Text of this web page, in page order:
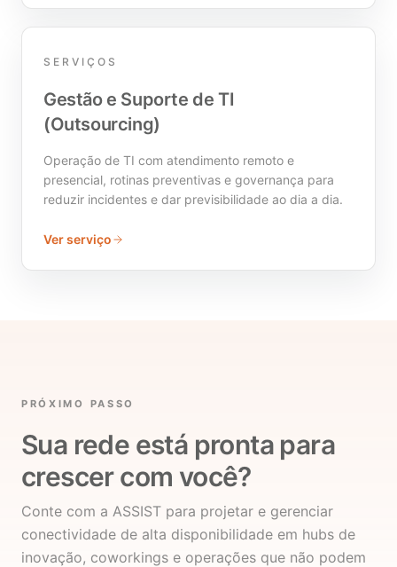
SERVIÇOS
Gestão e Suporte de TI
(Outsourcing)
Operação de TI com atendimento remoto e
presencial, rotinas preventivas e governança para
reduzir incidentes e dar previsibilidade ao dia a dia.
Ver serviço
PRÓXIMO PASSO
Sua rede está pronta para
crescer com você?
Conte com a ASSIST para projetar e gerenciar
conectividade de alta disponibilidade em hubs de
inovação, coworkings e operações que não podem